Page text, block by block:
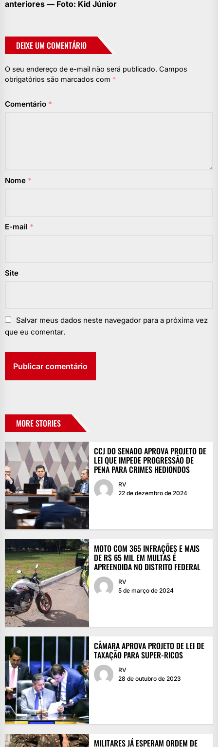
anteriores — Foto: Kid Júnior
DEIXE UM COMENTÁRIO
O seu endereço de e-mail não será publicado. Campos
obrigatórios são marcados com *
Comentário *
Nome *
E-mail *
Site
Salvar meus dados neste navegador para a próxima vez
que eu comentar.
MORE STORIES
CCJ DO SENADO APROVA PROJETO DE
LEI QUE IMPEDE PROGRESSÃO DE
PENA PARA CRIMES HEDIONDOS
RV
22 de dezembro de 2024
MOTO COM 365 INFRAÇÕES E MAIS
DE R$ 65 MIL EM MULTAS É
APREENDIDA NO DISTRITO FEDERAL
RV
5 de março de 2024
CÂMARA APROVA PROJETO DE LEI DE
TAXAÇÃO PARA SUPER-RICOS
RV
28 de outubro de 2023
MILITARES JÁ ESPERAM ORDEM DE